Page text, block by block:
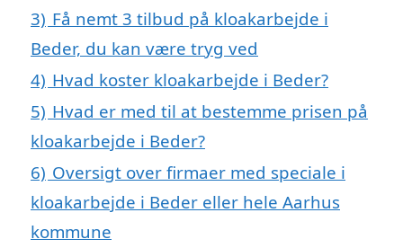
3) Få nemt 3 tilbud på kloakarbejde i
Beder, du kan være tryg ved
4) Hvad koster kloakarbejde i Beder?
5) Hvad er med til at bestemme prisen på
kloakarbejde i Beder?
6) Oversigt over firmaer med speciale i
kloakarbejde i Beder eller hele Aarhus
kommune